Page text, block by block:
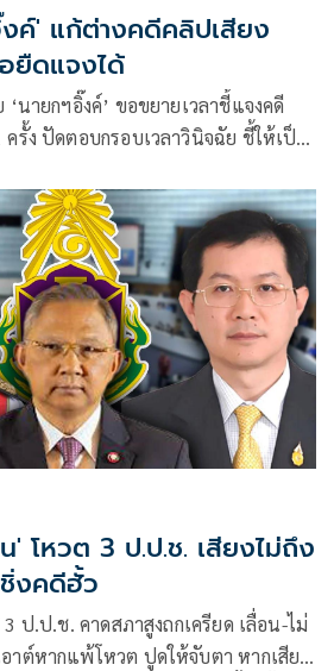
ค์' แก้ต่างคดีคลิปเสียง
ยืดแจงได้
‘นายกฯอิ๊งค์’ ขอขยายเวลาชี้แจงคดี
ครั้ง ปัดตอบกรอบเวลาวินิจฉัย ชี้ให้เป็น
' โหวต 3 ป.ป.ช. เสียงไม่ถึง
งคดีฮั้ว
ป.ป.ช. คาดสภาสูงถกเครียด เลื่อน-ไม่
าต์หากแพ้โหวต ปูดให้จับตา หากเสียง